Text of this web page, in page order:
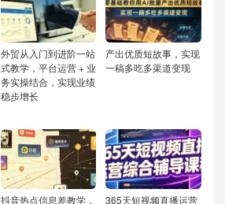
外贸从入门到进阶一站
式教学，平台运营 + 业
务实操结合，实现业绩
稳步增长
产出优质短故事，实现
一稿多吃多渠道变现
抖音热点信息差教学， 365天短视频直播运营